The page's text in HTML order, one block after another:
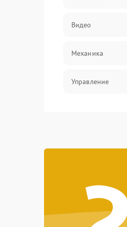
Видео
Механика
Управление
Электроника/